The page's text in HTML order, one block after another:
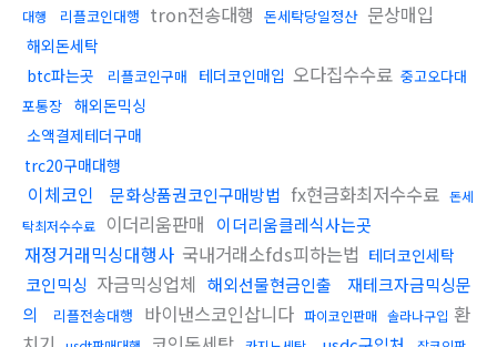
대행
리플코인대행 tron전송대행 돈세탁당일정산 문상매입
해외돈세탁
btc파는곳
리플코인구매 테더코인매입 오다집수수료 중고오다대
포통장 해외돈믹싱
소액결제테더구매
trc20구매대행
이체코인 문화상품권코인구매방법 fx현금화최저수수료 돈세
탁최저수수료
이더리움판매 이더리움클레식사는곳
재정거래믹싱대행사 국내거래소fds피하는법 테더코인세탁
코인믹싱 자금믹싱업체 해외선물현금인출
재테크자금믹싱문
의
리플전송대행 바이낸스코인삽니다 파이코인판매 솔라나구입 환